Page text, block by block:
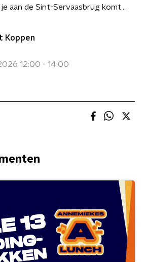
je aan de Sint-Servaasbrug komt…
Koppen
12:00 - 14:00